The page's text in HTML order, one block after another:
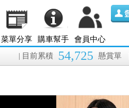
菜單分享 購車幫手 會員中心
| 目前累積 54,725 懸賞單